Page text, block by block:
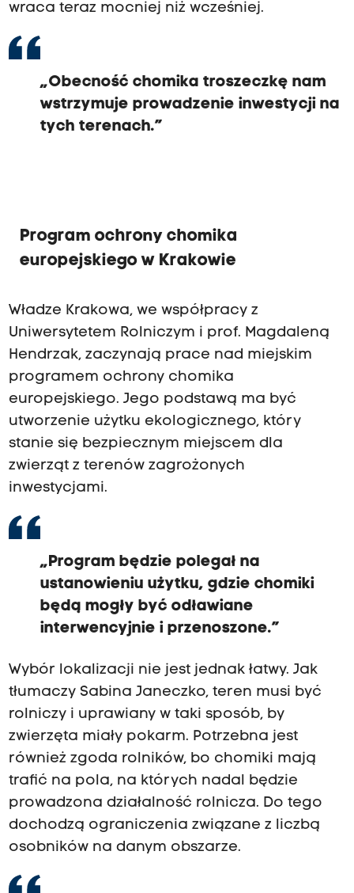
wraca teraz mocniej niż wcześniej.
„Obecność chomika troszeczkę nam
wstrzymuje prowadzenie inwestycji na
tych terenach.”
Program ochrony chomika
europejskiego w Krakowie
Władze Krakowa, we współpracy z
Uniwersytetem Rolniczym i prof. Magdaleną
Hendrzak, zaczynają prace nad miejskim
programem ochrony chomika
europejskiego. Jego podstawą ma być
utworzenie użytku ekologicznego, który
stanie się bezpiecznym miejscem dla
zwierząt z terenów zagrożonych
inwestycjami.
„Program będzie polegał na
ustanowieniu użytku, gdzie chomiki
będą mogły być odławiane
interwencyjnie i przenoszone.”
Wybór lokalizacji nie jest jednak łatwy. Jak
tłumaczy Sabina Janeczko, teren musi być
rolniczy i uprawiany w taki sposób, by
zwierzęta miały pokarm. Potrzebna jest
również zgoda rolników, bo chomiki mają
trafić na pola, na których nadal będzie
prowadzona działalność rolnicza. Do tego
dochodzą ograniczenia związane z liczbą
osobników na danym obszarze.